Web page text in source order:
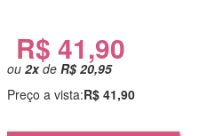
R$ 41,90
ou2xdeR$ 20,95
Preço a vista:R$ 41,90